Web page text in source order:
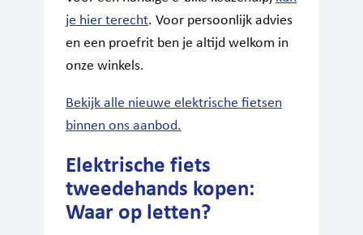
je hier terecht. Voor persoonlijk advies
en een proefrit ben je altijd welkom in
onze winkels.
Bekijk alle nieuwe elektrische fietsen
binnen ons aanbod.
Elektrische fiets
tweedehands kopen:
Waar op letten?